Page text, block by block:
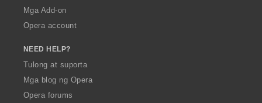
Mga Add-on
Opera account
NEED HELP?
Tulong at suporta
Mga blog ng Opera
Opera forums